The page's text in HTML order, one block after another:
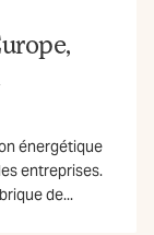
énergétique
entreprises.
de...